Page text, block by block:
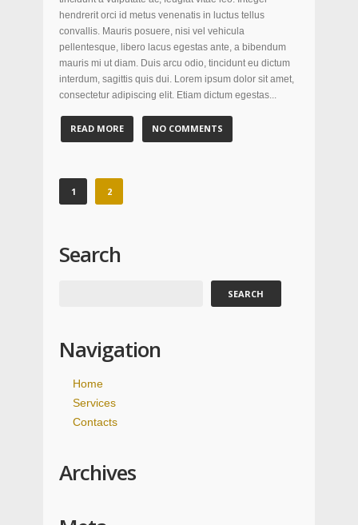
hendrerit orci id metus venenatis in luctus tellus
convallis. Mauris posuere, nisi vel vehicula
pellentesque, libero lacus egestas ante, a bibendum
mauris mi ut diam. Duis arcu odio, tincidunt eu dictum
interdum, sagittis quis dui. Lorem ipsum dolor sit amet,
consectetur adipiscing elit. Etiam dictum egestas...
READ MORE NO COMMENTS
1 2
Search
Navigation
Home
Services
Contacts
Archives